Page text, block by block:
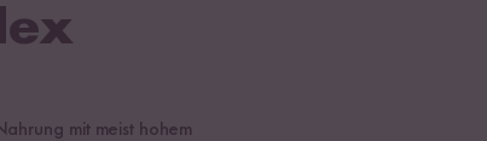
mit meist hohem